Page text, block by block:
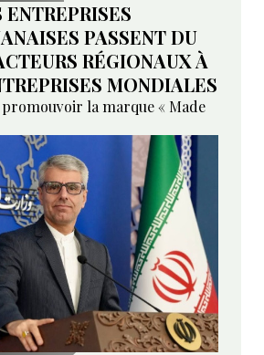
ENTREPRISES
PASSENT DU
RÉGIONAUX À
MONDIALES
la marque « Made